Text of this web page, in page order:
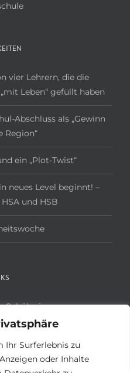
Ihr Surferlebnis zu
oder Inhalte
vier Lehrern, die die
Leben“ gefüllt haben
Abschluss als „Gewinn
Region“
ein „Plot-Twist“
neues Level beginnt! –
und HSB
Schüler:innen
Lehrer:innen
Betriebe